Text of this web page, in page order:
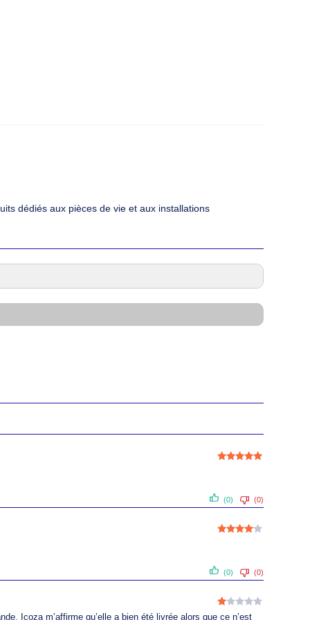
dédiés aux pièces de vie et aux installations
produits.
(0) (0)
(0) (0)
N
Icoza m’affirme qu’elle a bien été livrée alors que ce n’est